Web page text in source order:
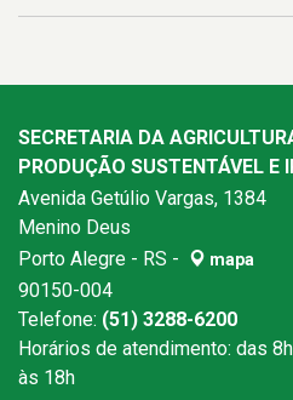
SECRETARIA DA
PRODUÇÃO SUSTENTÁVEL E
Avenida Getúlio Vargas, 1384
Menino Deus
Porto Alegre - RS -
mapa
90150-004
Telefone: (51) 3288-6200
Horários de atendimento: das
às 18h